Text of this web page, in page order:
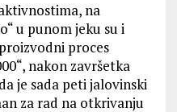
na
u punom jeku su i
proces
nakon završetka
je sada peti jalovinski
za rad na otkrivanju